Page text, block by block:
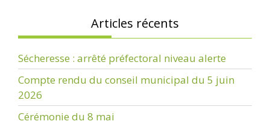
Articles récents
Sécheresse : arrêté préfectoral niveau alerte
Compte rendu du conseil municipal du 5 juin
2026
Cérémonie du 8 mai